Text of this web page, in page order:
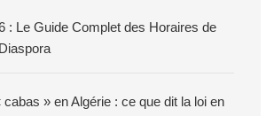
: Le Guide Complet des Horaires de
» en Algérie : ce que dit la loi en